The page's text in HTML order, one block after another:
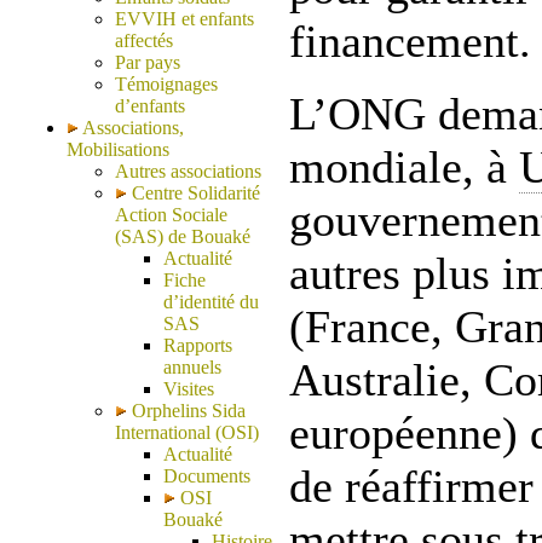
EVVIH et enfants
affectés
Par pays
Témoignages
d’enfants
Associations,
Mobilisations
Autres associations
Centre Solidarité
Action Sociale
(SAS) de Bouaké
Actualité
Fiche
d’identité du
SAS
Rapports
annuels
Visites
Orphelins Sida
International (OSI)
Actualité
Documents
OSI
Bouaké
financement.
L’ONG
mondiale, à
autres plus
(France,
Australie,
européenne)
de